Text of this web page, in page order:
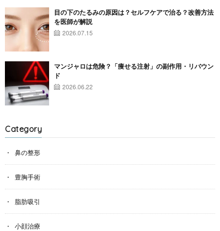
目の下のたるみの原因は？セルフケアで治る？改善方法
を医師が解説
2026.07.15
マンジャロは危険？「痩せる注射」の副作用・リバウン
ド
2026.06.22
Category
鼻の整形
豊胸手術
脂肪吸引
小顔治療